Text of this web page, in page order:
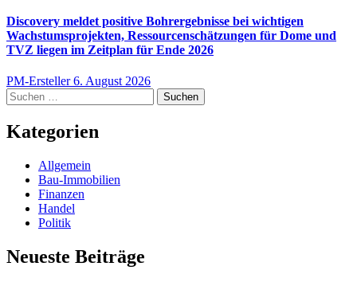
Discovery meldet positive Bohrergebnisse bei wichtigen
Wachstumsprojekten, Ressourcenschätzungen für Dome und
TVZ liegen im Zeitplan für Ende 2026
PM-Ersteller6. August 2026
Suchen
nach:
Kategorien
Allgemein
Bau-Immobilien
Finanzen
Handel
Politik
Neueste Beiträge